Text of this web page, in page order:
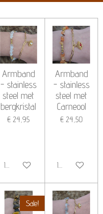
Armband
- stainless
steel met
bergkristal
€ 24,95
In winkelwagen
Armband
- stainless
steel met
Carneool
€ 24,50
In winkelwagen
Sale!